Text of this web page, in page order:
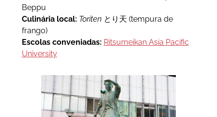
Beppu
Culinária local: Toriten とり天 (tempura de
frango)
Escolas conveniadas: Ritsumeikan Asia Pacific
University